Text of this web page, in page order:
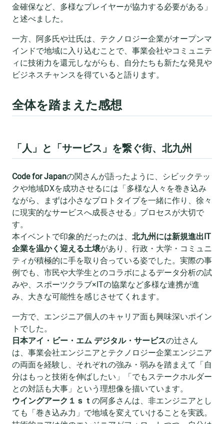
金確保など、多様なプレイヤーが協力する必要がある」
と述べました。
一方、阿多氏や辻氏は、テクノロジー企業がオープンマ
インドで地域に入り込むことで、事業会社やコミュニテ
ィに技術力を還元しながらも、自分たちも新たな発見や
ビジネスチャンスを得ていると語ります。
全体を踏まえた感想
「人」と「サービス」を繋ぐ街、北九州
Code for Japanの関さんが語ったように、シビックテッ
クや地域DXを成功させるには「多様な人々を巻き込み
ながら、まずは小さなプロトタイプを一緒に作り、徐々
に現実的なサービスへ成長させる」プロセスが大切で
す。
本イベントで印象的だったのは、 北九州には新規進出IT
企業を温かく迎える土壌があり、行政・大学・コミュニ
ティが積極的に手を取り合っている姿でした。実際の事
例でも、市民や大学生とのコラボによるデータ分析の試
みや、スポーツクラブ×ITの協業など多様な連携が進
み、大きな可能性を感じさせてくれます。
一方で、エンジニア個人のキャリア面も興味深いポイン
トでした。
日本アイ・ビー・エム デジタル・サービスの辻さん
は、事業会社エンジニアとテクノロジー企業エンジニア
の両面を経験し、それぞれの強み・弱みを踏まえて「自
分はもっと技術を伸ばしたい」「でもステークホルダー
との対話も大事」という理想像を描いています。
ウイングアーク１ｓｔ の阿多さんは、非エンジニアとし
ても「巻き込み力」で地域を変えていけることを実践。